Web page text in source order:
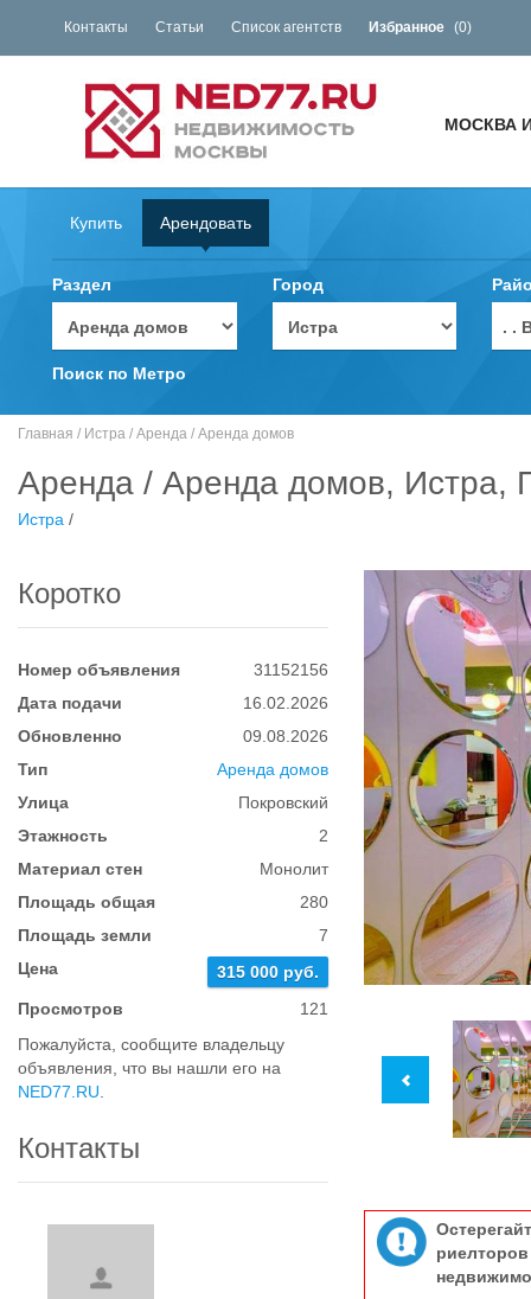
Контакты Статьи Список агентств Избранное (0)
МОСКВА
Купить Арендовать
Раздел Город
. .
Поиск по Метро
Главная / Истра / Аренда / Аренда домов
Аренда / Аренда домов, Истра,
Истра /
Коротко
Номер объявления
31152156
Дата подачи
16.02.2026
Обновленно
09.08.2026
Тип
Аренда домов
Улица
Покровский
Этажность
2
Материал стен
Монолит
Площадь общая
280
Площадь земли
7
Цена
315 000 руб.
Просмотров
121
Пожалуйста, сообщите владельцу
объявления, что вы нашли его на
NED77.RU
Контакты